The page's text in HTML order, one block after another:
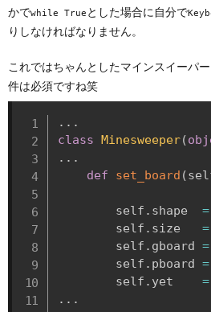
かでwhile True とした場合に自分で
りしなければなりません。
これではちゃんとしたマインスイーパ
件は必須ですね笑
. . .
class
Minesweeper(
. . .
def
set_board (
        self
. shape =
        self
. size =
        self
. gboard =
        self
. pboard =
        self
. yet =
. . .